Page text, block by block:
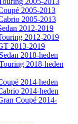
2005-2013
2005-2013
2012-2019
2012-2019
2013-2019
2018-heden
2018-heden
2014-heden
2014-heden
Coupé 2014-